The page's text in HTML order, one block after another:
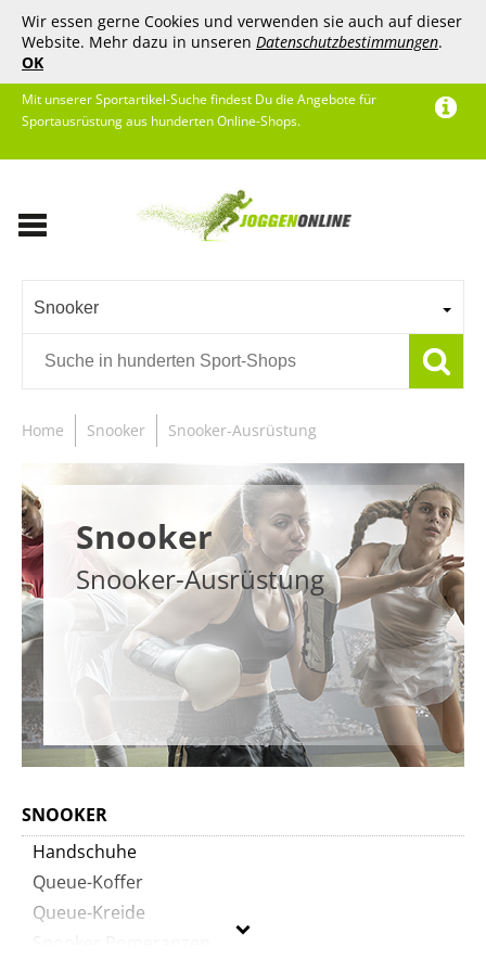
Wir essen gerne Cookies und verwenden sie auch auf dieser
Website. Mehr dazu in unseren Datenschutzbestimmungen.
OK
Mit unserer Sportartikel-Suche findest Du die Angebote für
Sportausrüstung aus hunderten Online-Shops.
Snooker
Home Snooker Snooker-Ausrüstung
Snooker
Snooker-Ausrüstung
SNOOKER
Handschuhe
Queue-Koffer
Queue-Kreide